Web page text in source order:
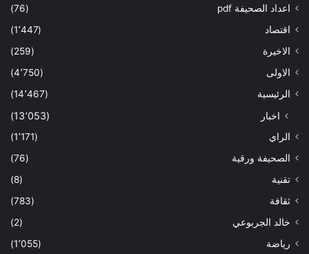
اعداد الصحيفة pdf
(76)
اقتصاد
(1٬447)
الاخيرة
(259)
الاولى
(4٬750)
الرئيسية
(14٬467)
اخبار (13٬053)
الراي
(1٬171)
الصحيفة ورقية
(76)
تقنية
(8)
ثقافة
(783)
خالد الجربوعي
(2)
رياضة
(1٬055)